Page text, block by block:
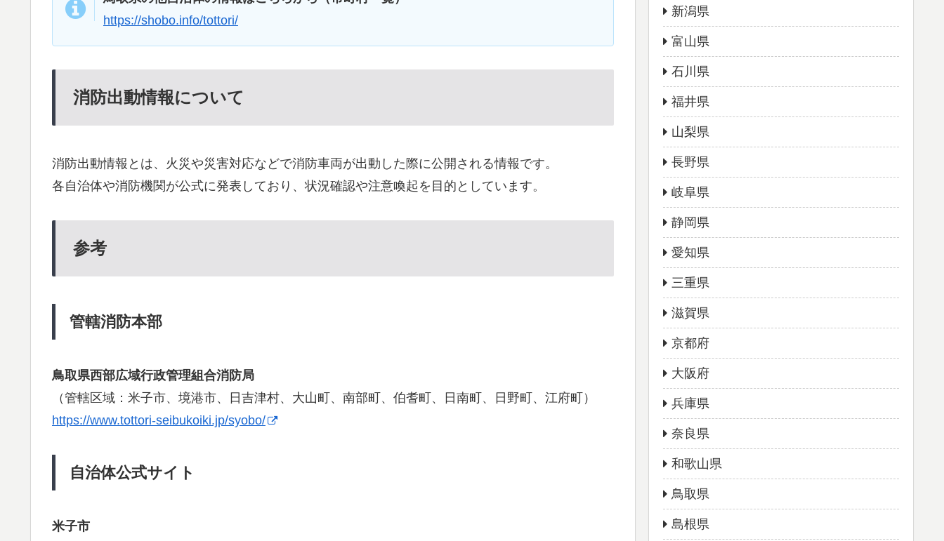
https://shobo.info/tottori/
消防出動情報について
消防出動情報とは、火災や災害対応などで消防車両が出動した際に公開される情報です。
各自治体や消防機関が公式に発表しており、状況確認や注意喚起を目的としています。
参考
管轄消防本部
鳥取県西部広域行政管理組合消防局
（管轄区域：米子市、境港市、日吉津村、大山町、南部町、伯耆町、日南町、日野町、江府町）
https://www.tottori-seibukoiki.jp/syobo/
自治体公式サイト
米子市
新潟県
富山県
石川県
福井県
山梨県
長野県
岐阜県
静岡県
愛知県
三重県
滋賀県
京都府
大阪府
兵庫県
奈良県
和歌山県
鳥取県
島根県